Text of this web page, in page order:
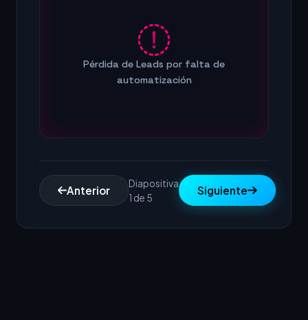
Pérdida de Leads por falta de
automatización
Anterior
Diapositiva
1 de 5
Siguiente